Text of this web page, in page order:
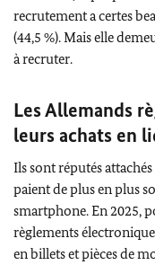
recrutement a certes
(44,5 %). Mais elle
à recruter.
Les Allemands
leurs achats en
Ils sont réputés
paient de plus en plus
smartphone. En 2025,
règlements
en billets et pièces de